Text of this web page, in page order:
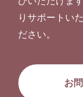
りサポートい
ださい。
お